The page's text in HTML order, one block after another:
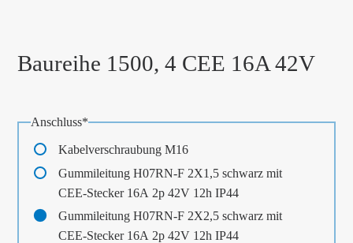
Baureihe 1500, 4 CEE 16A 42V
Pflichtfeld
Anschluss*
Kabelverschraubung M16
Gummileitung H07RN-F 2X1,5 schwarz mit
CEE-Stecker 16A 2p 42V 12h IP44
Gummileitung H07RN-F 2X2,5 schwarz mit
CEE-Stecker 16A 2p 42V 12h IP44